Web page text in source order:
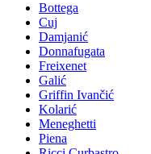
Bottega
Cuj
Damjanić
Donnafugata
Freixenet
Galić
Griffin Ivančić
Kolarić
Meneghetti
Piena